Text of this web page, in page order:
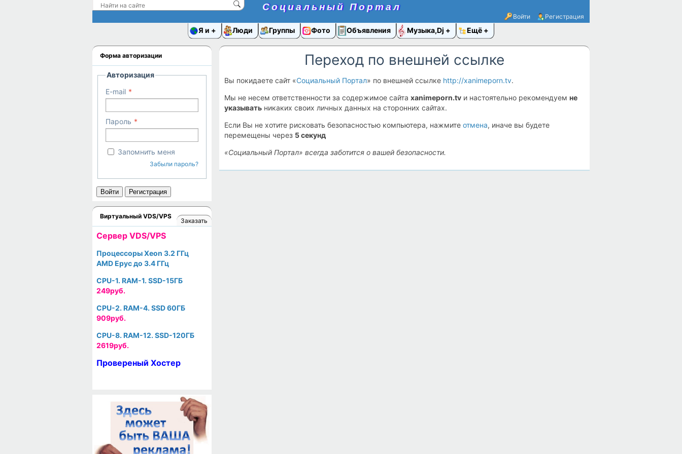
Социальный Портал
Войти Регистрация
Я и Люди Группы Фото Объявления Музыка,Dj Ещё
Переход по внешней ссылке
Вы покидаете сайт «Социальный Портал» по внешней ссылке http://xanimeporn.tv.
Мы не несем ответственности за содержимое сайта xanimeporn.tv и настоятельно рекомендуем не
указывать никаких своих личных данных на сторонних сайтах.
Если Вы не хотите рисковать безопасностью компьютера, нажмите отмена, иначе вы будете
перемещены через 5секунд
«Социальный Портал» всегда заботится о вашей безопасности.
Форма авторизации
Авторизация
E-mail
Пароль
Запомнить меня
Забыли пароль?
Войти Регистрация
Виртуальный VDS/VPS
Заказать
Cервер VDS/VPS
Процессоры Xeon 3.2 ГГц
AMD Epyc до 3.4 ГГц
CPU-1. RAM-1. SSD-15ГБ
249руб.
CPU-2. RAM-4. SSD 60ГБ
909руб.
CPU-8. RAM-12. SSD-120ГБ
2619руб.
Провереный Хостер